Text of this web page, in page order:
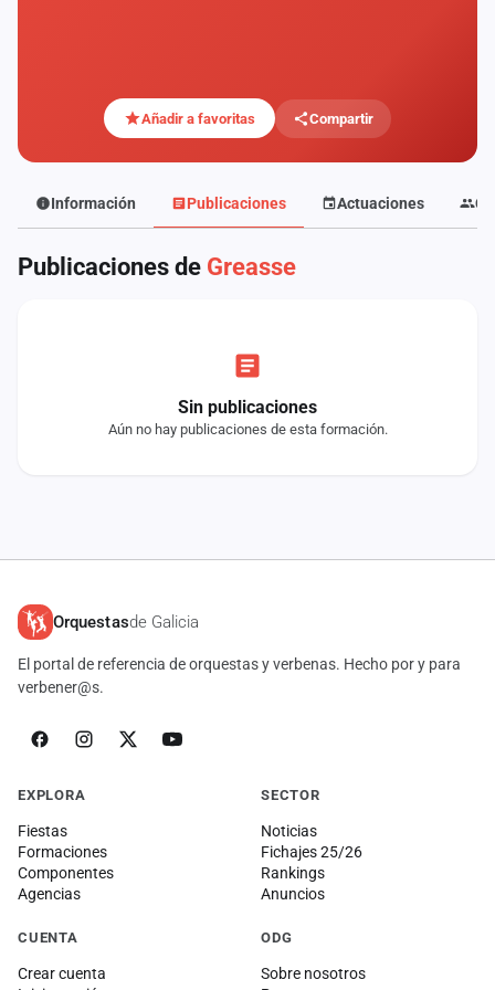
Añadir a favoritas Compartir
Información Publicaciones Actuaciones
Publicaciones de Greasse
Sin publicaciones
Aún no hay publicaciones de esta formación.
Orquestasde Galicia
El portal de referencia de orquestas y verbenas. Hecho por y para
verbener@s.
EXPLORA
Fiestas
Formaciones
Componentes
Agencias
SECTOR
Noticias
Fichajes 25/26
Rankings
Anuncios
CUENTA
Crear cuenta
ODG
Sobre nosotros
Componentes
Fichajes
Agencias
Rankings
Administración
Contacto